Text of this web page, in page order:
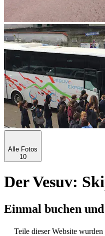
Alle Fotos
10
Der Vesuv:
Einmal buchen
Teile dieser Website